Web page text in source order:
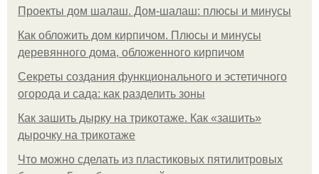
Проекты дом шалаш. Дом-шалаш: плюсы и минусы
Как обложить дом кирпичом. Плюсы и минусы
деревянного дома, обложенного кирпичом
Секреты создания функционального и эстетичного
огорода и сада: как разделить зоны
Как зашить дырку на трикотаже. Как «зашить»
дырочку на трикотаже
Что можно сделать из пластиковых пятилитровых